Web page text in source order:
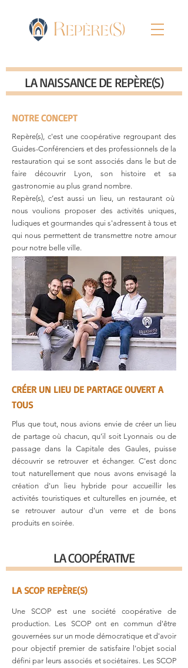
LA NAISSANCE DE REPÈRE(S)
NOTRE CONCEPT
Repère(s), c'est une coopérative regroupant des
Guides-Conférenciers et des professionnels de la
restauration qui se sont associés dans le but de
faire découvrir Lyon, son histoire et sa
gastronomie au plus grand nombre.
Repère(s), c’est aussi un lieu, un restaurant où
nous voulions proposer des activités uniques,
ludiques et gourmandes qui s'adressent à tous et
qui nous permettent de transmettre notre amour
pour notre belle ville.
CRÉER UN LIEU DE PARTAGE OUVERT A
TOUS
Plus que tout, nous avions envie de créer un lieu
de partage où chacun, qu’il soit Lyonnais ou de
passage dans la Capitale des Gaules, puisse
découvrir se retrouver et échanger. C'est donc
tout naturellement que nous avons envisagé la
création d'un lieu hybride pour accueillir les
activités touristiques et culturelles en journée, et
se retrouver autour d'un verre et de bons
produits en soirée.
LA COOPÉRATIVE
LA SCOP REPÈRE(S)
Une SCOP est une société coopérative de
production. Les SCOP ont en commun d'être
gouvernées sur un mode démocratique et d'avoir
pour objectif premier de satisfaire l'objet social
défini par leurs associés et sociétaires. Les SCOP